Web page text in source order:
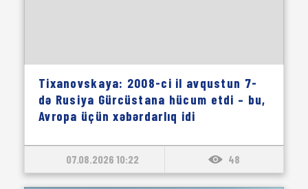
Tixanovskaya: 2008-ci il avqustun 7-
də Rusiya Gürcüstana hücum etdi – bu,
Avropa üçün xəbərdarlıq idi
07.08.2026 10:22 48